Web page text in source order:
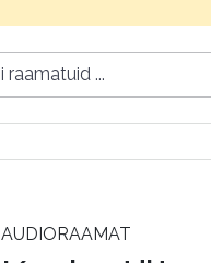
AUDIORAAMAT